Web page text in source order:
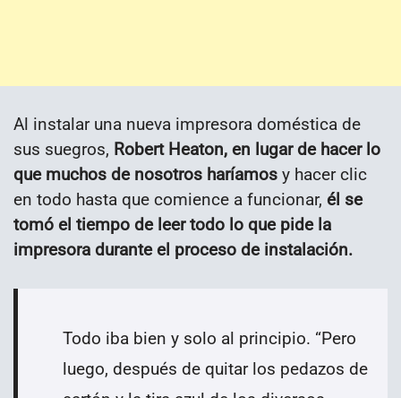
Al instalar una nueva impresora doméstica de
sus suegros, Robert Heaton, en lugar de hacer lo
que muchos de nosotros haríamos y hacer clic
en todo hasta que comience a funcionar, él se
tomó el tiempo de leer todo lo que pide la
impresora durante el proceso de instalación.
Todo iba bien y solo al principio. “Pero
luego, después de quitar los pedazos de